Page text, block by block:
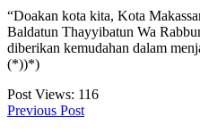
“Doakan kota kita, Kota
Baldatun Thayyibatun Wa
diberikan kemudahan dalam
(*))*)
Post Views: 116
Previous Post